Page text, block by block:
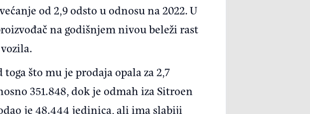
od 2,9 odsto u odnosu na 2022. U
na godišnjem nivou beleži rast
što mu je prodaja opala za 2,7
351.848, dok je odmah iza Sitroen
je 48.444 jedinica, ali ima slabiji